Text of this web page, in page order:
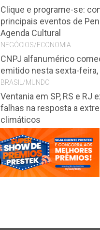
Clique e programe-se:
principais eventos de
Agenda Cultural
NEGÓCIOS/ECONOMIA
CNPJ alfanumérico
emitido nesta sexta-
BRASIL/MUNDO
Ventania em SP, RS e RJ
falhas na resposta a
climáticos